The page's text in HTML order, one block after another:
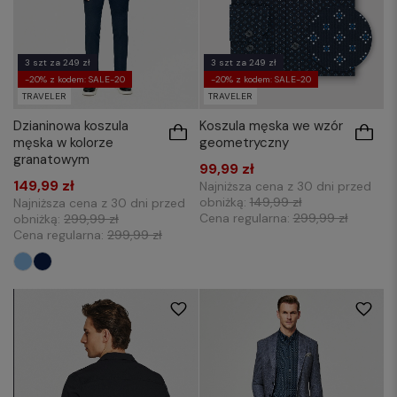
3 szt za 249 zł
-20% z kodem: SALE-20
TRAVELER
Dzianinowa koszula
męska w kolorze
granatowym
149,99 zł
Najniższa cena z 30 dni przed
obniżką: 299,99 zł
Cena regularna: 299,99 zł
3 szt za 249 zł
-20% z kodem: SALE-20
TRAVELER
Koszula męska we wzór
geometryczny
99,99 zł
Najniższa cena z 30 dni przed
obniżką:149,99 zł
Cena regularna:299,99 zł
48